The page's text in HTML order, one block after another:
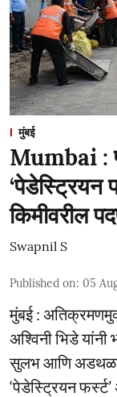
मुंबई
Mumbai :
‘पेडेस्ट्रियन
किमीवरील
Swapnil S
Published on: 05
मुंबई :
अश्विनी भिडे यांनी
सुलभ आणि
‘पेडेस्ट्रियन